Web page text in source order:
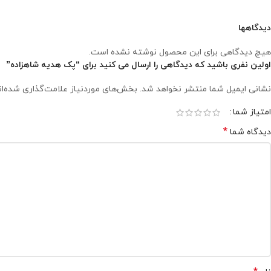
دیدگاهها
هیچ دیدگاهی برای این محصول نوشته نشده است.
اولین نفری باشید که دیدگاهی را ارسال می کنید برای “پک هدیه شاهزاده”
نشانی ایمیل شما منتشر نخواهد شد. بخش‌های موردنیاز علامت‌گذاری
امتیاز شما
دیدگاه شما *